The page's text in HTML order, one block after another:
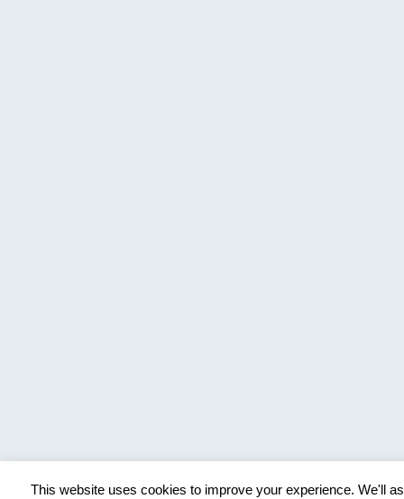
This website uses cookies to improve your experience. We'll